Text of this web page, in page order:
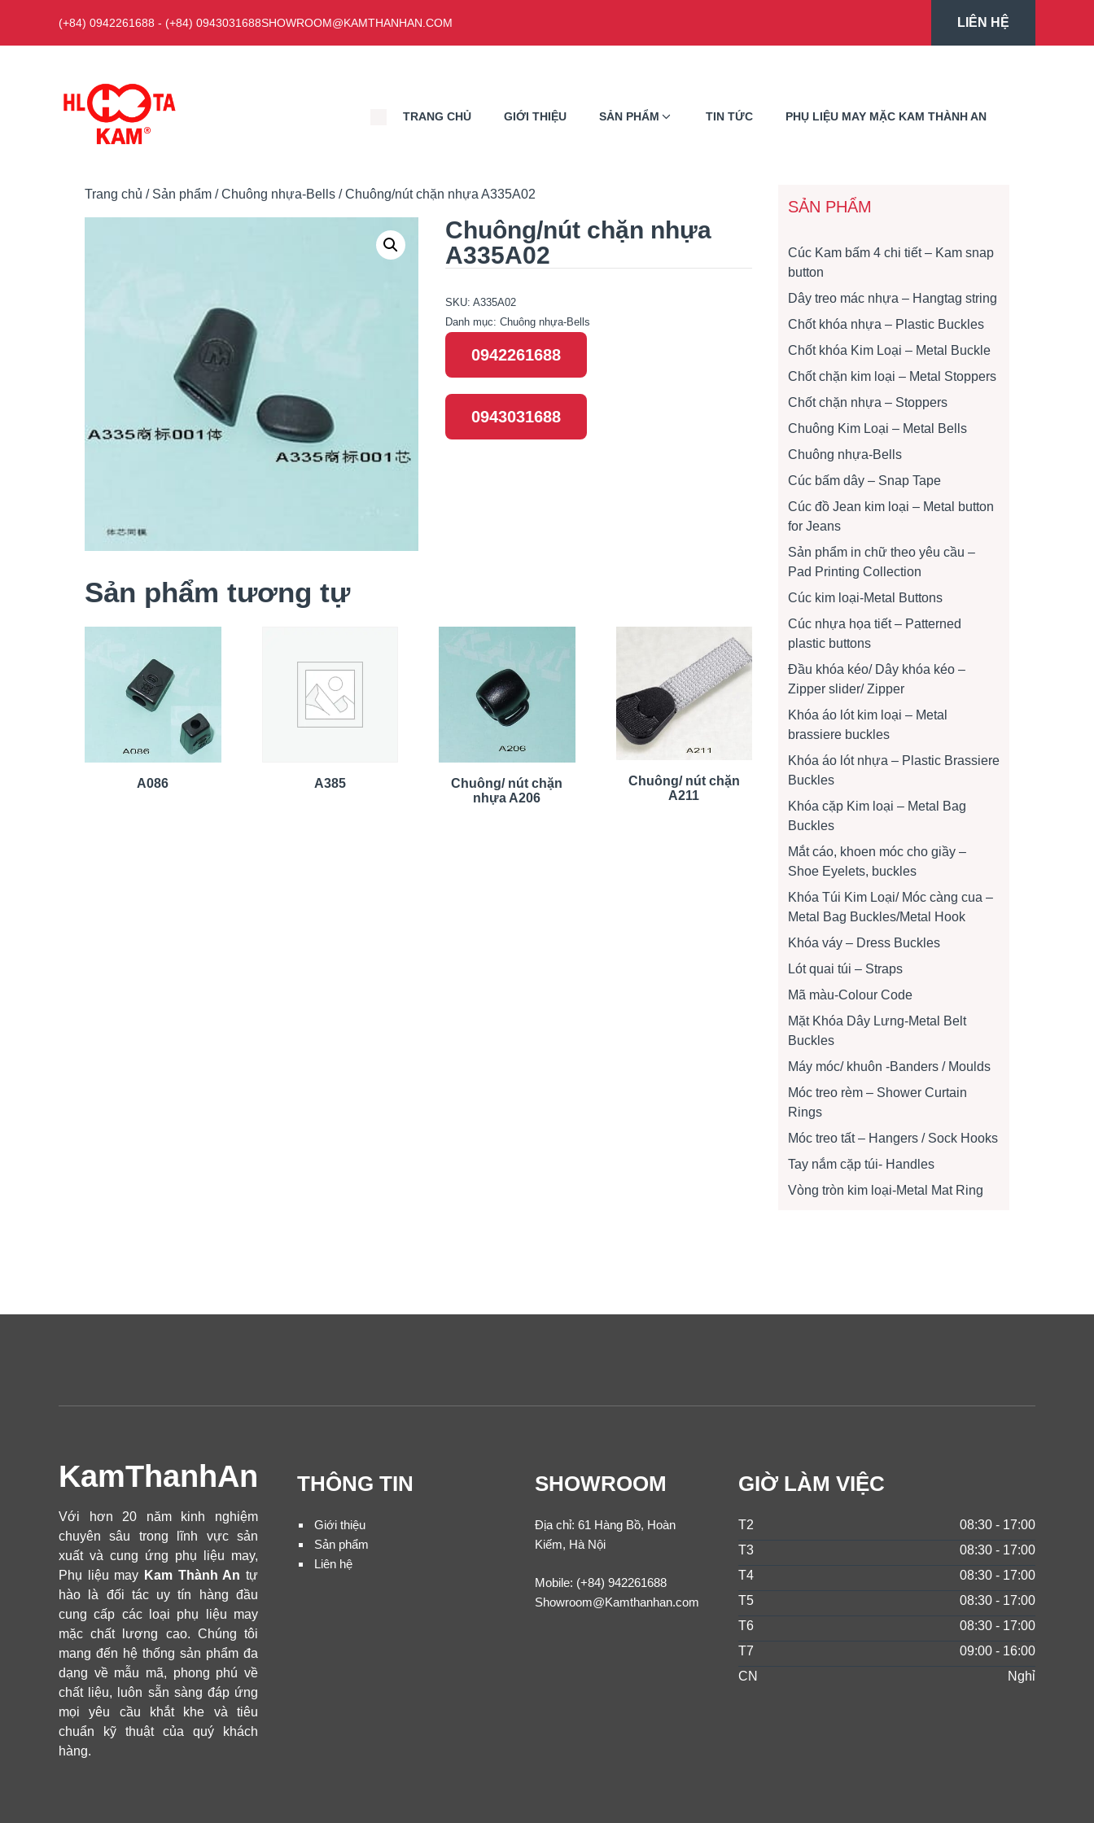
nội
(+84) 0942261688 - (+84) 0943031688SHOWROOM@KAMTHANHAN.COM LIÊN HỆ
TRANG CHỦ GIỚI THIỆU SẢN PHẨM TIN TỨC PHỤ LIỆU MAY MẶC KAM THÀNH AN
Trang chủ / Sản phẩm /Chuông nhựa-Bells / Chuông/nút chặn nhựa A335A02
Chuông/nút chặn nhựa
A335A02
SKU: A335A02
Danh mục: Chuông nhựa-Bells
0942261688
0943031688
Sản phẩm tương tự
A086 A385
Chuông/ nút chặn
nhựa A206
Chuông/ nút chặn
A211
SẢN PHẨM
Cúc Kam bấm 4 chi tiết – Kam snap
button
Dây treo mác nhựa – Hangtag string
Chốt khóa nhựa – Plastic Buckles
Chốt khóa Kim Loại – Metal Buckle
Chốt chặn kim loại – Metal Stoppers
Chốt chặn nhựa – Stoppers
Chuông Kim Loại – Metal Bells
Chuông nhựa-Bells
Cúc bấm dây – Snap Tape
Cúc đồ Jean kim loại – Metal button
for Jeans
Sản phẩm in chữ theo yêu cầu –
Pad Printing Collection
Cúc kim loại-Metal Buttons
Cúc nhựa họa tiết – Patterned
plastic buttons
Đầu khóa kéo/ Dây khóa kéo –
Zipper slider/ Zipper
Khóa áo lót kim loại – Metal
brassiere buckles
Khóa áo lót nhựa – Plastic Brassiere
Buckles
Khóa cặp Kim loại – Metal Bag
Buckles
Mắt cáo, khoen móc cho giầy –
Shoe Eyelets, buckles
Khóa Túi Kim Loại/ Móc càng cua –
Metal Bag Buckles/Metal Hook
Khóa váy – Dress Buckles
Lót quai túi – Straps
Mã màu-Colour Code
Mặt Khóa Dây Lưng-Metal Belt
Buckles
Máy móc/ khuôn -Banders / Moulds
Móc treo rèm – Shower Curtain
Rings
Móc treo tất – Hangers / Sock Hooks
Tay nắm cặp túi- Handles
Vòng tròn kim loại-Metal Mat Ring
KamThanhAn
Với hơn 20 năm kinh nghiệm
chuyên sâu trong lĩnh vực sản
xuất và cung ứng phụ liệu may,
Phụ liệu may Kam Thành An tự
hào là đối tác uy tín hàng đầu
cung cấp các loại phụ liệu may
mặc chất lượng cao. Chúng tôi
mang đến hệ thống sản phẩm đa
dạng về mẫu mã, phong phú về
chất liệu, luôn sẵn sàng đáp ứng
mọi yêu cầu khắt khe và tiêu
chuẩn kỹ thuật của quý khách
hàng.
THÔNG TIN
Giới thiệu
Sản phẩm
Liên hệ
SHOWROOM
Địa chỉ: 61 Hàng Bồ, Hoàn
Kiếm, Hà Nội
Mobile: (+84) 942261688
Showroom@Kamthanhan.com
GIỜ LÀM VIỆC
T2
08:30 - 17:00
T3
08:30 - 17:00
T4
08:30 - 17:00
T5
08:30 - 17:00
T6
08:30 - 17:00
T7
09:00 - 16:00
CN
Nghỉ